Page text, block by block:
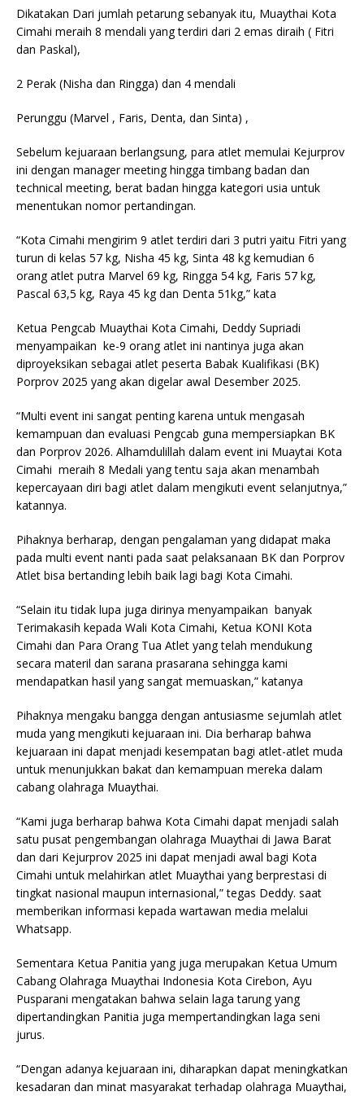
Dikatakan Dari jumlah petarung sebanyak itu, Muaythai Kota
Cimahi meraih 8 mendali yang terdiri dari 2 emas diraih ( Fitri
dan Paskal),
2 Perak (Nisha dan Ringga) dan 4 mendali
Perunggu (Marvel , Faris, Denta, dan Sinta) ,
Sebelum kejuaraan berlangsung, para atlet memulai Kejurprov
ini dengan manager meeting hingga timbang badan dan
technical meeting, berat badan hingga kategori usia untuk
menentukan nomor pertandingan.
“Kota Cimahi mengirim 9 atlet terdiri dari 3 putri yaitu Fitri yang
turun di kelas 57 kg, Nisha 45 kg, Sinta 48 kg kemudian 6
orang atlet putra Marvel 69 kg, Ringga 54 kg, Faris 57 kg,
Pascal 63,5 kg, Raya 45 kg dan Denta 51kg,” kata
Ketua Pengcab Muaythai Kota Cimahi, Deddy Supriadi
menyampaikan ke-9 orang atlet ini nantinya juga akan
diproyeksikan sebagai atlet peserta Babak Kualifikasi (BK)
Porprov 2025 yang akan digelar awal Desember 2025.
“Multi event ini sangat penting karena untuk mengasah
kemampuan dan evaluasi Pengcab guna mempersiapkan BK
dan Porprov 2026. Alhamdulillah dalam event ini Muaytai Kota
Cimahi meraih 8 Medali yang tentu saja akan menambah
kepercayaan diri bagi atlet dalam mengikuti event selanjutnya,”
katannya.
Pihaknya berharap, dengan pengalaman yang didapat maka
pada multi event nanti pada saat pelaksanaan BK dan Porprov
Atlet bisa bertanding lebih baik lagi bagi Kota Cimahi.
“Selain itu tidak lupa juga dirinya menyampaikan banyak
Terimakasih kepada Wali Kota Cimahi, Ketua KONI Kota
Cimahi dan Para Orang Tua Atlet yang telah mendukung
secara materil dan sarana prasarana sehingga kami
mendapatkan hasil yang sangat memuaskan,” katanya
Pihaknya mengaku bangga dengan antusiasme sejumlah atlet
muda yang mengikuti kejuaraan ini. Dia berharap bahwa
kejuaraan ini dapat menjadi kesempatan bagi atlet-atlet muda
untuk menunjukkan bakat dan kemampuan mereka dalam
cabang olahraga Muaythai.
“Kami juga berharap bahwa Kota Cimahi dapat menjadi salah
satu pusat pengembangan olahraga Muaythai di Jawa Barat
dan dari Kejurprov 2025 ini dapat menjadi awal bagi Kota
Cimahi untuk melahirkan atlet Muaythai yang berprestasi di
tingkat nasional maupun internasional,” tegas Deddy. saat
memberikan informasi kepada wartawan media melalui
Whatsapp.
Sementara Ketua Panitia yang juga merupakan Ketua Umum
Cabang Olahraga Muaythai Indonesia Kota Cirebon, Ayu
Pusparani mengatakan bahwa selain laga tarung yang
dipertandingkan Panitia juga mempertandingkan laga seni
jurus.
“Dengan adanya kejuaraan ini, diharapkan dapat meningkatkan
kesadaran dan minat masyarakat terhadap olahraga Muaythai,